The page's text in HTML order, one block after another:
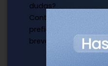
dudas?
Contacta con
prefieras y te
brevedad.